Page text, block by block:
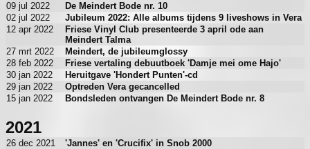
09 jul 2022
De Meindert Bode nr. 10
02 jul 2022
Jubileum 2022: Alle albums tijdens 9 liveshows in Vera
12 apr 2022
Friese Vinyl Club presenteerde 3 april ode aan
Meindert Talma
27 mrt 2022
Meindert, de jubileumglossy
28 feb 2022
Friese vertaling debuutboek 'Damje mei ome Hajo'
30 jan 2022
Heruitgave 'Hondert Punten'-cd
29 jan 2022
Optreden Vera gecancelled
15 jan 2022
Bondsleden ontvangen De Meindert Bode nr. 8
2021
26 dec 2021
'Jannes' en 'Crucifix' in Snob 2000